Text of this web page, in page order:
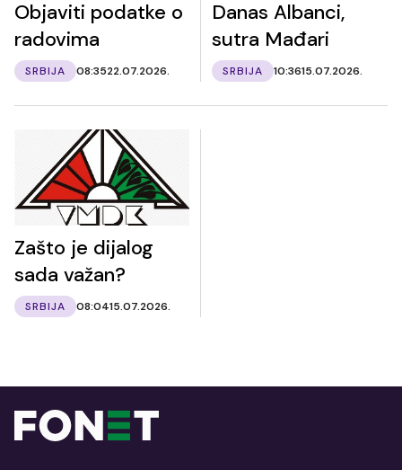
Objaviti podatke o
radovima
SRBIJA 08:3522.07.2026.
Danas Albanci,
sutra Mađari
SRBIJA 10:3615.07.2026.
Zašto je dijalog
sada važan?
SRBIJA 08:0415.07.2026.